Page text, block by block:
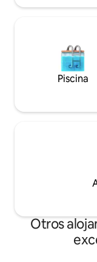
Piscina
Otros